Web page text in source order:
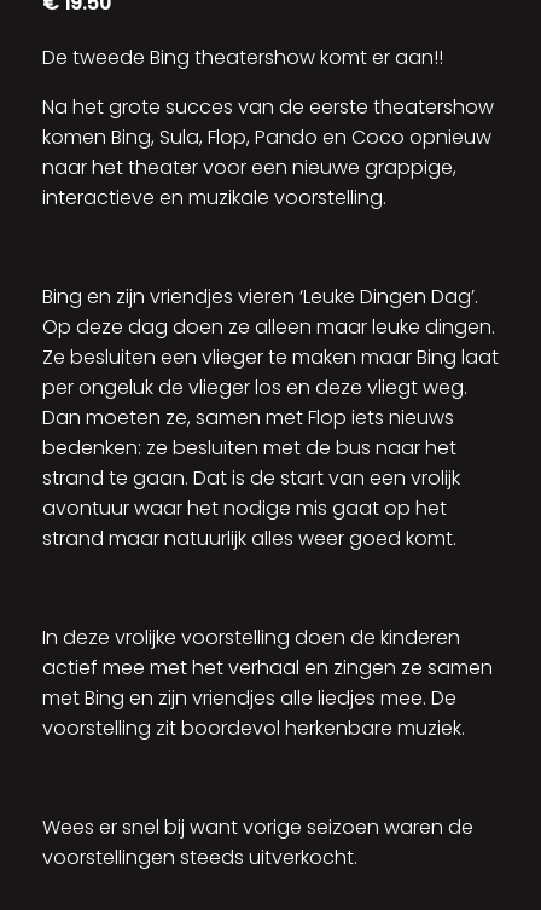
De tweede Bing theatershow komt er aan!!
Na het grote succes van de eerste theatershow
komen Bing, Sula, Flop, Pando en Coco opnieuw
naar het theater voor een nieuwe grappige,
interactieve en muzikale voorstelling.
Bing en zijn vriendjes vieren ‘Leuke Dingen Dag’.
Op deze dag doen ze alleen maar leuke dingen.
Ze besluiten een vlieger te maken maar Bing laat
per ongeluk de vlieger los en deze vliegt weg.
Dan moeten ze, samen met Flop iets nieuws
bedenken: ze besluiten met de bus naar het
strand te gaan. Dat is de start van een vrolijk
avontuur waar het nodige mis gaat op het
strand maar natuurlijk alles weer goed komt.
In deze vrolijke voorstelling doen de kinderen
actief mee met het verhaal en zingen ze samen
met Bing en zijn vriendjes alle liedjes mee. De
voorstelling zit boordevol herkenbare muziek.
Wees er snel bij want vorige seizoen waren de
voorstellingen steeds uitverkocht.